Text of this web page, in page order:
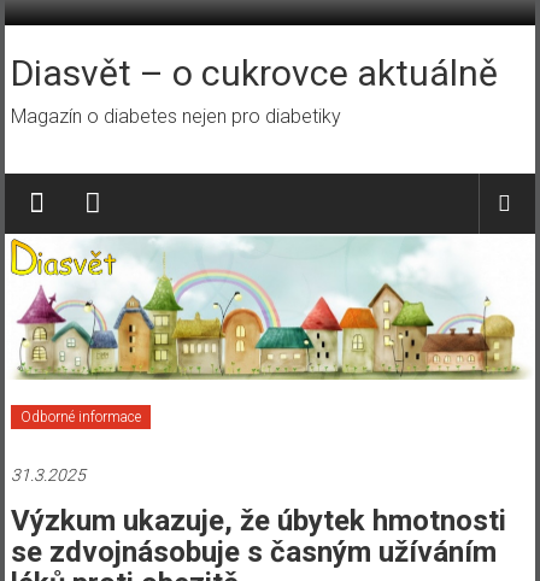
Přeskočit
obsah
Diasvět – o cukrovce aktuálně
Magazín o diabetes nejen pro diabetiky
Odborné informace
31.3.2025
Výzkum ukazuje, že úbytek hmotnosti
se zdvojnásobuje s časným užíváním